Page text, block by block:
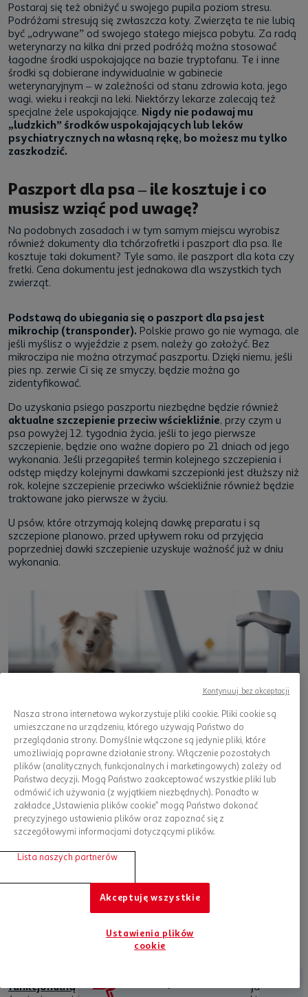
Postaraj się też obniżyć u swojego pupila poziom stresu.
Podróżami stresują się zwłaszcza koty. Zwierzęta te nie lubią
być „odrywane” od swojego stałego miejsca pobytu. Za radą
weterynarzy na kilka dni przed podróżą można stosować
łagodne środki uspokajające na bazie tryptofanu. Te i inne
środki są dobierane indywidualnie w gabinecie
weterynaryjnym – w zależności od stanu zdrowia kota, jego
wagi, wieku i reakcji na leki. Niektórzy lekarze zalecają też
specjalne żele uspokajające. Nigdy nie podawaj mu
„ludzkich” środków uspokajających lub leków
psychiatrycznych na własną rękę, bo możesz mu tylko
zaszkodzić.
Paszport dla psa – ile kosztuje i co
musisz wziąć pod uwagę?
Na podobnych zasadach i w tym samym miejscu wyrobisz
również dokumenty dla tchórzofretki i paszport dla psa. Ile
kosztuje taki dokument? Tyle samo, ile paszport dla kota czy
fretki. Cena dokumentu jest jednakowa dla wszystkich tych
zwierząt.
Podstawą do ubiegania się o paszport dla psa jest
mikrochip (transponder). Polskie prawo go nie wymaga, ale
jeśli myślisz o wyjeździe z psem, należy go założyć. Bez
mikroczipa nie można otrzymać paszportu. Dzięki niemu, jeśli
pies np. zerwie Ci się ze smyczy, będzie można go
zidentyfikować.
Do uzyskania psiego paszportu niezbędne będzie również
aktualne szczepienie przeciw wściekliźnie, przy czym u
psa powyżej 12. tygodnia życia, jeśli to jego pierwsze
szczepienie, będzie ono ważne dopiero po 21 dniach od jego
wykonania. Jeśli przegapiłeś termin kolejnego szczepienia i
odstęp między kolejnymi dawkami szczepionki jest dłuższy niż
rok, kolejne szczepienie przeciwko wściekliźnie również będzie
traktowane jako pierwsze w życiu.
U psów, które otrzymają kolejną dawkę preparatu i są
szczepione planowo, przed upływem roku od przyjęcia
poprzedniej dawki szczepienie uzyskuje ważność już w dniu
wykonania.
Skompletuj wyprawkę na podróż w
Auchan
Do transportera, oprócz podkładu higienicznego, włóż też
którą szczególnie lubi. Pamiętaj również o innych niezbędnych
akcesoriach dla kota(w tym wytrzymałych i wygodnych,
dopasowanych do wielkości zwierzęciaszelkach
Nie zapomnij również o świeżej wodzie i zapasie
funkcjonalną– dla zwierząt ze specjalnymi wymaganiami
Nasza strona internetowa wykorzystuje pliki cookie. Pliki cookie są
umieszczane na urządzeniu, którego używają Państwo do
przeglądania strony. Domyślnie włączone są jedynie pliki, które
umożliwiają poprawne działanie strony. Włączenie pozostałych
plików (analitycznych, funkcjonalnych i marketingowych) zależy od
Państwa decyzji. Mogą Państwo zaakceptować wszystkie pliki lub
odmówić ich używania (z wyjątkiem niezbędnych). Ponadto w
zakładce „Ustawienia plików cookie” mogą Państwo dokonać
precyzyjnego ustawienia plików oraz zapoznać się z
szczegółowymi informacjami dotyczącymi plików.
Lista naszych partnerów
Akceptuję wszystkie
Ustawienia plików
cookie
Kontynuuj bez akceptacji